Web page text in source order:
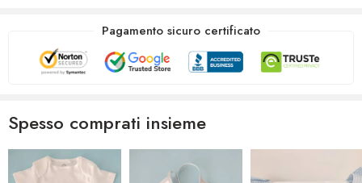
Pagamento sicuro certificato
Spesso comprati insieme